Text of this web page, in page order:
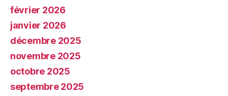
février 2026
janvier 2026
décembre 2025
novembre 2025
octobre 2025
septembre 2025